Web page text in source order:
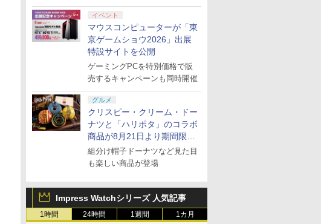
イベント
マウスコンピューターが「東
京ゲームショウ2026」出展
特設サイトを公開
ゲーミングPCを特別価格で販
売するキャンペーンも同時開催
グルメ
クリスピー・クリーム・ドー
ナツと「ハリポタ」のコラボ
商品が8月21日より期間限定
で発売
組分け帽子ドーナツなど見た目
も楽しい商品が登場
Impress Watchシリーズ 人気記事
1時間 24時間 1週間 1カ月